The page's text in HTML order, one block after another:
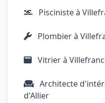
Pisciniste à
Plombier à
Vitrier à
Architecte
d'Allier